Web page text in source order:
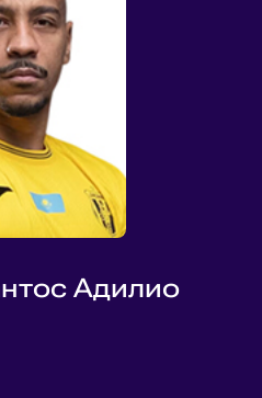
Адилио